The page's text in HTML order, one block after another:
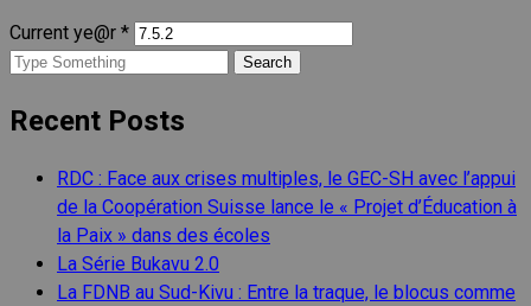
Current ye@r *
Search
Recent Posts
RDC : Face aux crises multiples, le GEC-SH avec l’appui
de la Coopération Suisse lance le « Projet d’Éducation à
la Paix » dans des écoles
La Série Bukavu 2.0
La FDNB au Sud-Kivu : Entre la traque, le blocus comme